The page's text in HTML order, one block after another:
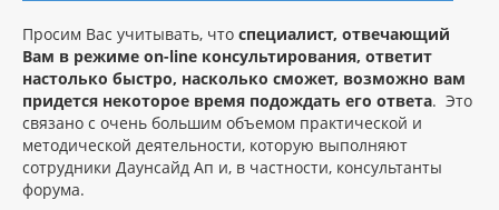
Просим Вас учитывать, что специалист, отвечающий
Вам в режиме on-line консультирования, ответит
настолько быстро, насколько сможет, возможно вам
придется некоторое время подождать его ответа. Это
связано с очень большим объемом практической и
методической деятельности, которую выполняют
сотрудники Даунсайд Ап и, в частности, консультанты
форума.